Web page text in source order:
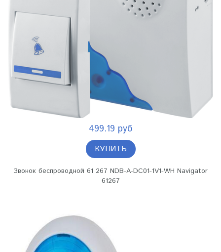
499.19 руб
КУПИТЬ
Звонок беспроводной 61 267 NDB-A-DC01-1V1-WH Navigator
61267